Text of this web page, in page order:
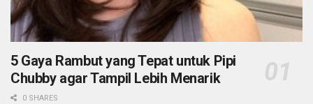
5 Gaya Rambut yang Tepat untuk Pipi
Chubby agar Tampil Lebih Menarik
0 SHARES